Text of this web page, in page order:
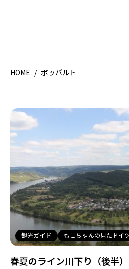
HOME
観光ガイド
ライフスタイル
著者一覧
ライター募集
HOME / ボッパルト
観光ガイド もこちゃんの見たドイ
春夏のライン川下り（後半）